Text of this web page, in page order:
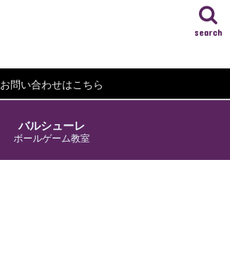
お問い合わせはこちら
search
バルシューレ
ボールゲーム教室